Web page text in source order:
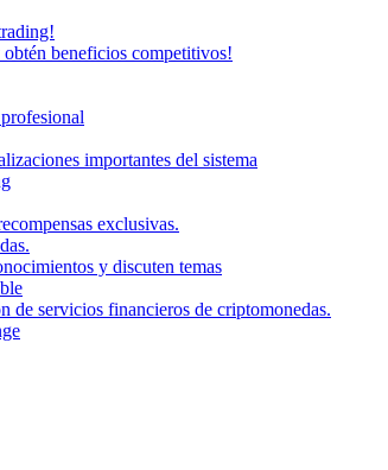
beneficios competitivos!
importantes del sistema
exclusivas.
y discuten temas
de servicios financieros de criptomonedas.